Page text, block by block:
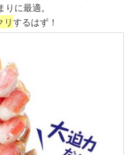
に最適。
リするはず！